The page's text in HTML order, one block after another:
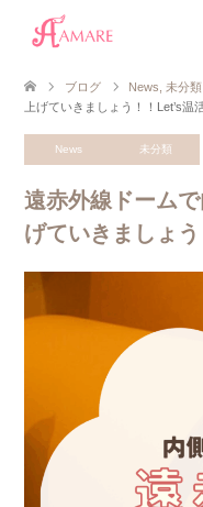
ブログ News 未分類
上げていきましょう！！Let’s温
News 未分類
遠赤外線ドーム
げていきましょう